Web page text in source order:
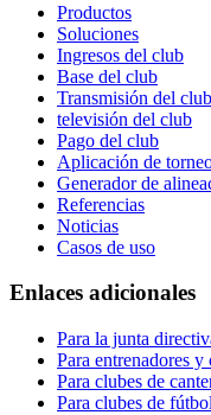
Productos
Soluciones
Ingresos del club
Base del club
Transmisión del club
televisión del club
Pago del club
Aplicación de
Generador de
Referencias
Noticias
Casos de uso
Enlaces adicionales
Para la junta
Para entrenadores
Para clubes de
Para clubes de fútbol